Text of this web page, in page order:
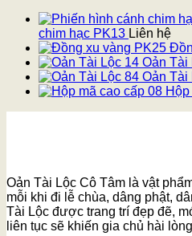
chim hạc PK13 Liên hệ
Oản Tài
Oản Tài
Oản Tài Lộc Cô Tâm là vật
mỗi khi đi lễ chùa, dâng phật,
Tài Lộc được trang trí đẹp đẽ,
liên tục sẽ khiến gia chủ hài lòng